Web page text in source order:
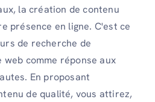
la création de contenu
présence en ligne. C'est ce
de recherche de
comme réponse aux
En proposant
de qualité, vous attirez,